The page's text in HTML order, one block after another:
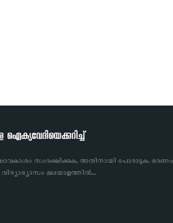
ഐക്യവേദിയെക്കുറിച്ച്
സംരക്ഷിക്കുക, അതിനായി പോരാടുക. ഭരണം
മലയാളത്തിൽ…